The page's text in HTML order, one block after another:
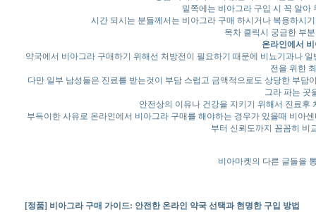
밑쪽에는 비아그라 구입 시 꼭 알아
시간 되시는 분들께서는 비아그라 구매 하시거나 복용하시
목차 클릭시 궁금한 부
온라인에서
약국에서 비아그라 구매하기 위해선 처방전이 필요하기 때문에 비뇨기과나
전을 위한
다만 일부 남성들은 진료를 받는것이 부담 스럽고 금액적으로도 상당한 부
그라 파는 곳
안전상의 이유나 건강을 지키기 위해서 진료
부득이한 사유로 온라인에서 비아그라 구매를 해야하는 경우가 있을때 비아
부터 신뢰도까지 꼼꼼히 비
비아마켓의 다른 글들을
[정품] 비아그라 구매 가이드: 안전한 온라인 약국 선택과 현명한 구입 방법